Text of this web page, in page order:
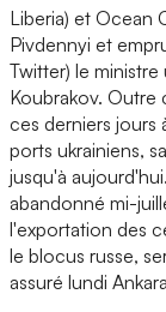
Liberia) et Ocean
Pivdennyi et
Twitter) le
Koubrakov. Outre
ces derniers jours
ports ukrainiens,
jusqu'à
abandonné mi-
l'exportation des
le blocus russe,
assuré lundi